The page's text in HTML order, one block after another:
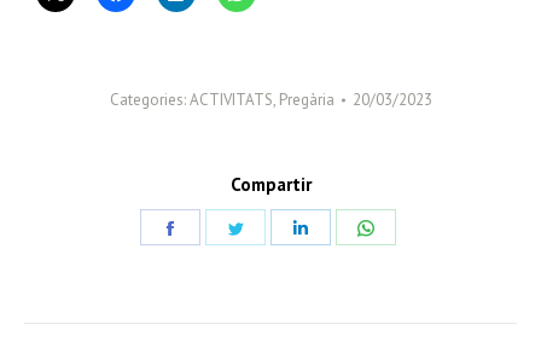
Categories:ACTIVITATS, Pregària 20/03/2023
Compartir